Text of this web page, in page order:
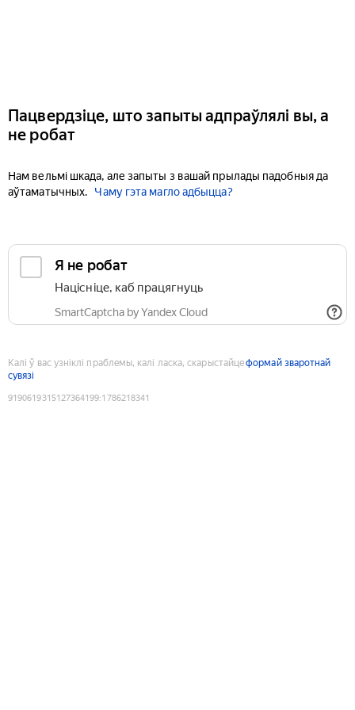
Пацвердзіце, што запыты адпраўлялі вы, а
не робат
Нам вельмі шкада, але запыты з вашай прылады падобныя да
аўтаматычных.
Чаму гэта магло адбыцца?
Я не робат
Націсніце, каб працягнуць
SmartCaptcha by Yandex Cloud
Калі ў вас узніклі праблемы, калі ласка, скарыстайцеформай зваротнай
сувязі
9190619315127364199:1786218341